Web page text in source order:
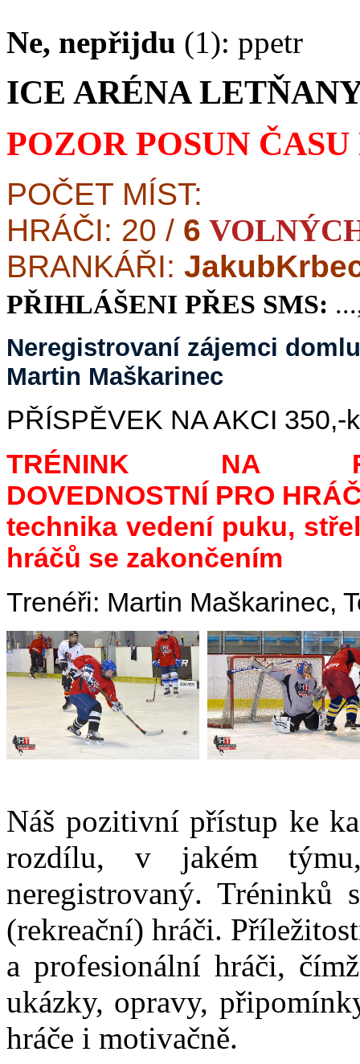
Ne, nepřijdu (1): ppetr
ICE ARÉNA
POZOR POSUN
POČET MÍST:
HRÁČI: 20 / 6
BRANKÁŘI:
PŘIHLÁŠENI PŘES SMS:
Neregistrovaní zájemci
Martin Maškarinec
PŘÍSPĚVEK NA AKCI 350,-
TRÉNINK NA
DOVEDNOSTNÍ PRO
technika vedení puku,
hráčů se zakončením
Trenéři: Martin Maškarinec,
Náš pozitivní přístup ke
rozdílu, v jakém
neregistrovaný. Tréninků
(rekreační) hráči.
a profesionální hráči,
ukázky, opravy,
hráče i motivačně.